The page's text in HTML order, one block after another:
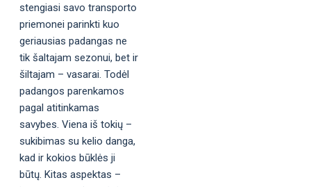
stengiasi savo transporto
priemonei parinkti kuo
geriausias padangas ne
tik šaltajam sezonui, bet ir
šiltajam – vasarai. Todėl
padangos parenkamos
pagal atitinkamas
savybes. Viena iš tokių –
sukibimas su kelio danga,
kad ir kokios būklės ji
būtų. Kitas aspektas –